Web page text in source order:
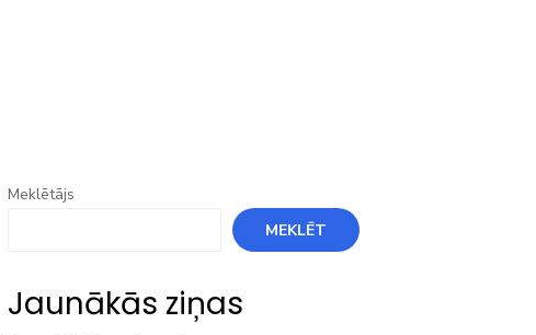
Meklētājs
MEKLĒT
Jaunākās ziņas